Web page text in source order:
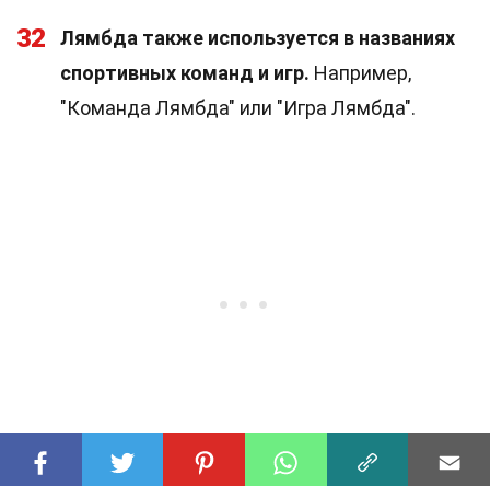
32
Лямбда также используется в названиях
спортивных команд и игр. Например,
"Команда Лямбда" или "Игра Лямбда".
Лямбда в повседневной